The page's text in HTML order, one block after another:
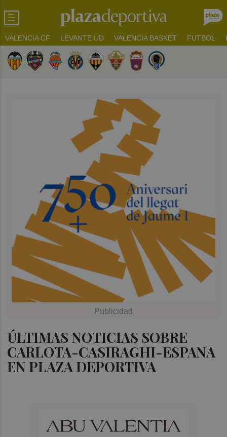
VALENCIA CF LEVANTE UD VALENCIA BASKET FUTBOL
ÚLTIMAS NOTICIAS SOBRE
CARLOTA-CASIRAGHI-ESPANA
EN PLAZA DEPORTIVA